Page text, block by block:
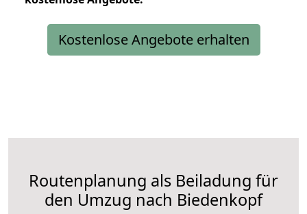
Kostenlose Angebote erhalten
Routenplanung als Beiladung für
den Umzug nach Biedenkopf